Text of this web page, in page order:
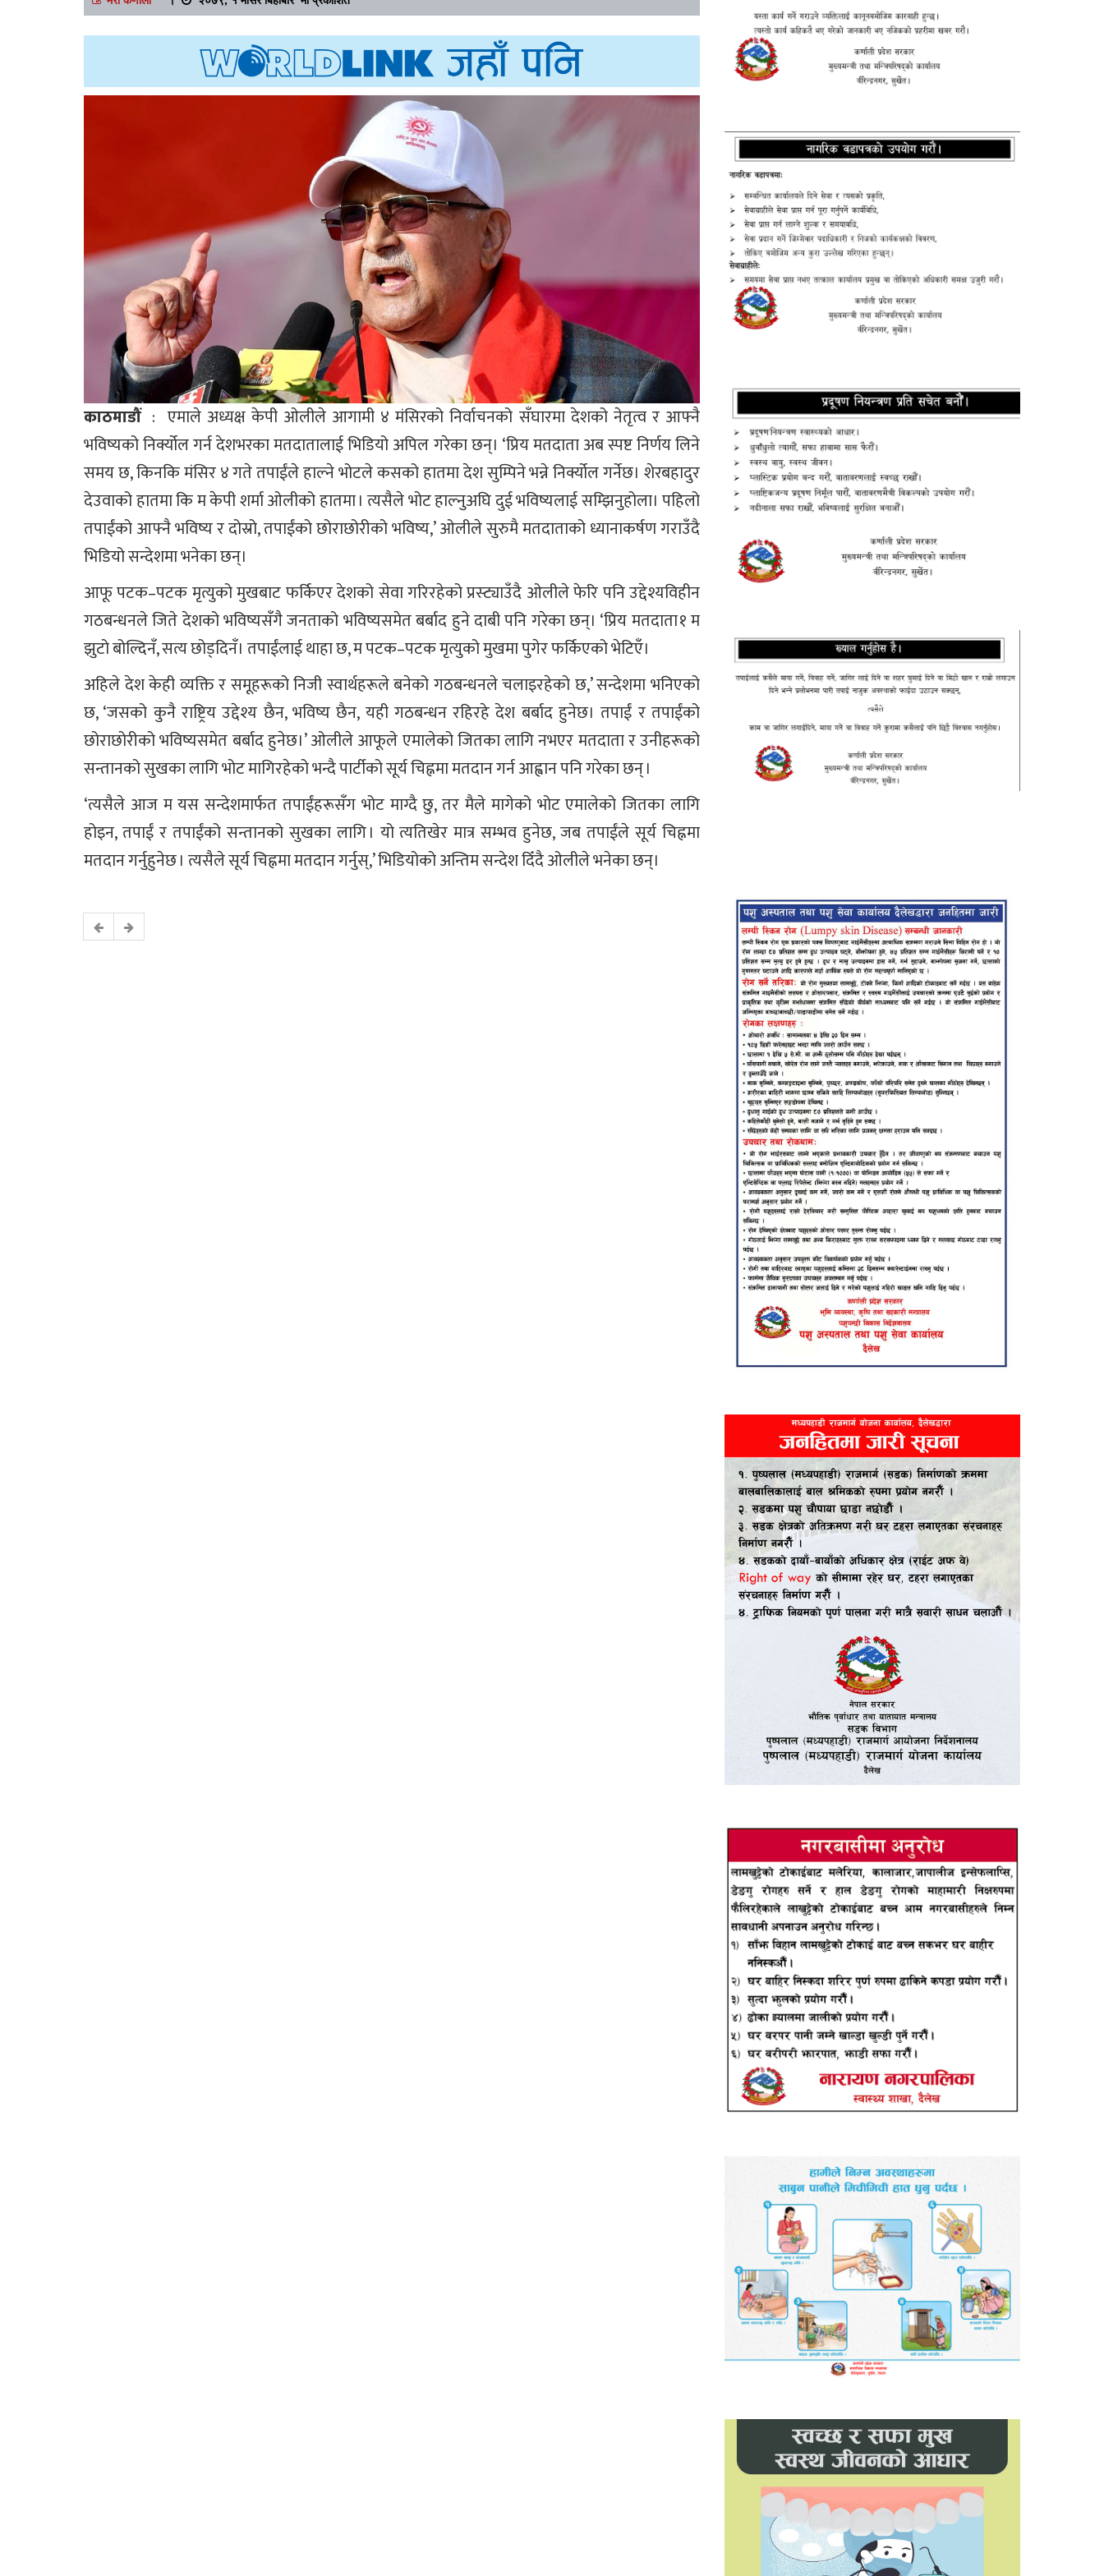
काठमाडौं: एमाले अध्यक्ष केपी ओलीले आगामी ४ मंसिरको निर्वाचनको सँघारमा देशको नेतृत्व र आफ्नै
भविष्यको निर्क्योल गर्न देशभरका मतदातालाई भिडियो अपिल गरेका छन्। ‘प्रिय मतदाता अब स्पष्ट निर्णय लिने
समय छ, किनकि मंसिर ४ गते तपाईंले हाल्ने भोटले कसको हातमा देश सुम्पिने भन्ने निर्क्योल गर्नेछ। शेरबहादुर
देउवाको हातमा कि म केपी शर्मा ओलीको हातमा । त्यसैले भोट हाल्नुअघि दुई भविष्यलाई सम्झिनुहोला। पहिलो
तपाईंको आफ्नै भविष्य र दोस्रो, तपाईंको छोराछोरीको भविष्य,’ ओलीले सुरुमै मतदाताको ध्यानाकर्षण गराउँदै
भिडियो सन्देशमा भनेका छन्।
आफू पटक–पटक मृत्युको मुखबाट फर्किएर देशको सेवा गरिरहेको प्रस्ट्याउँदै ओलीले फेरि पनि उद्देश्यविहीन
गठबन्धनले जिते देशको भविष्यसँगै जनताको भविष्यसमेत बर्बाद हुने दाबी पनि गरेका छन्। ‘प्रिय मतदाता १ म
झुटो बोल्दिनँ, सत्य छोड्दिनँ। तपाईंलाई थाहा छ, म पटक–पटक मृत्युको मुखमा पुगेर फर्किएको भेटिएँ।
अहिले देश केही व्यक्ति र समूहरूको निजी स्वार्थहरूले बनेको गठबन्धनले चलाइरहेको छ,’ सन्देशमा भनिएको
छ, ‘जसको कुनै राष्ट्रिय उद्देश्य छैन, भविष्य छैन, यही गठबन्धन रहिरहे देश बर्बाद हुनेछ। तपाईं र तपाईंको
छोराछोरीको भविष्यसमेत बर्बाद हुनेछ।’ ओलीले आफूले एमालेको जितका लागि नभएर मतदाता र उनीहरूको
सन्तानको सुखका लागि भोट मागिरहेको भन्दै पार्टीको सूर्य चिह्नमा मतदान गर्न आह्वान पनि गरेका छन् ।
‘त्यसैले आज म यस सन्देशमार्फत तपाईंहरूसँग भोट माग्दै छु, तर मैले मागेको भोट एमालेको जितका लागि
होइन, तपाईं र तपाईंको सन्तानको सुखका लागि । यो त्यतिखेर मात्र सम्भव हुनेछ, जब तपाईंले सूर्य चिह्नमा
मतदान गर्नुहुनेछ । त्यसैले सूर्य चिह्नमा मतदान गर्नुस्,’ भिडियोको अन्तिम सन्देश दिँदै ओलीले भनेका छन्।